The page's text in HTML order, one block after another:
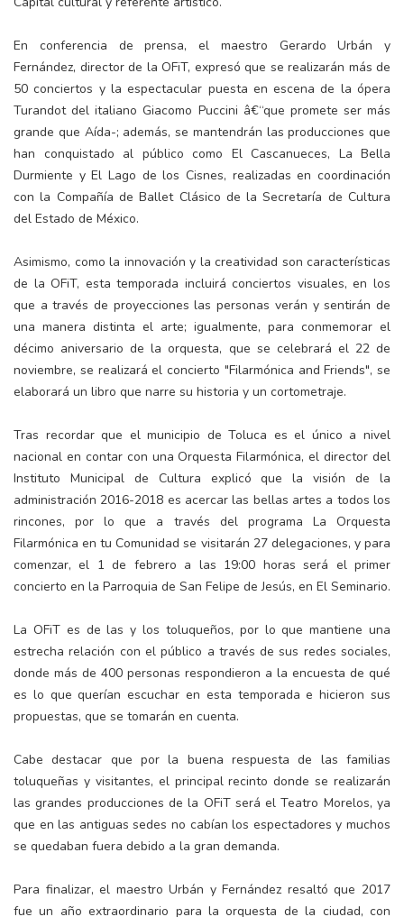
En conferencia de prensa, el maestro Gerardo Urbán y
Fernández, director de la OFiT, expresó que se realizarán más de
50 conciertos y la espectacular puesta en escena de la ópera
Turandot del italiano Giacomo Puccini â€“que promete ser más
grande que Aída-; además, se mantendrán las producciones que
han conquistado al público como El Cascanueces, La Bella
Durmiente y El Lago de los Cisnes, realizadas en coordinación
con la Compañía de Ballet Clásico de la Secretaría de Cultura
del Estado de México.
Asimismo, como la innovación y la creatividad son características
de la OFiT, esta temporada incluirá conciertos visuales, en los
que a través de proyecciones las personas verán y sentirán de
una manera distinta el arte; igualmente, para conmemorar el
décimo aniversario de la orquesta, que se celebrará el 22 de
noviembre, se realizará el concierto "Filarmónica and Friends", se
elaborará un libro que narre su historia y un cortometraje.
Tras recordar que el municipio de Toluca es el único a nivel
nacional en contar con una Orquesta Filarmónica, el director del
Instituto Municipal de Cultura explicó que la visión de la
administración 2016-2018 es acercar las bellas artes a todos los
rincones, por lo que a través del programa La Orquesta
Filarmónica en tu Comunidad se visitarán 27 delegaciones, y para
comenzar, el 1 de febrero a las 19:00 horas será el primer
concierto en la Parroquia de San Felipe de Jesús, en El Seminario.
La OFiT es de las y los toluqueños, por lo que mantiene una
estrecha relación con el público a través de sus redes sociales,
donde más de 400 personas respondieron a la encuesta de qué
es lo que querían escuchar en esta temporada e hicieron sus
propuestas, que se tomarán en cuenta.
Cabe destacar que por la buena respuesta de las familias
toluqueñas y visitantes, el principal recinto donde se realizarán
las grandes producciones de la OFiT será el Teatro Morelos, ya
que en las antiguas sedes no cabían los espectadores y muchos
se quedaban fuera debido a la gran demanda.
Para finalizar, el maestro Urbán y Fernández resaltó que 2017
fue un año extraordinario para la orquesta de la ciudad, con